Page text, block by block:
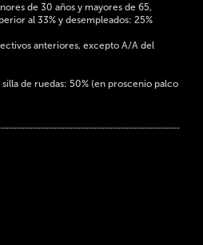
de 30 años y mayores de 65,
al 33% y desempleados: 25%
anteriores, excepto A/A del
de ruedas: 50% (en proscenio palco